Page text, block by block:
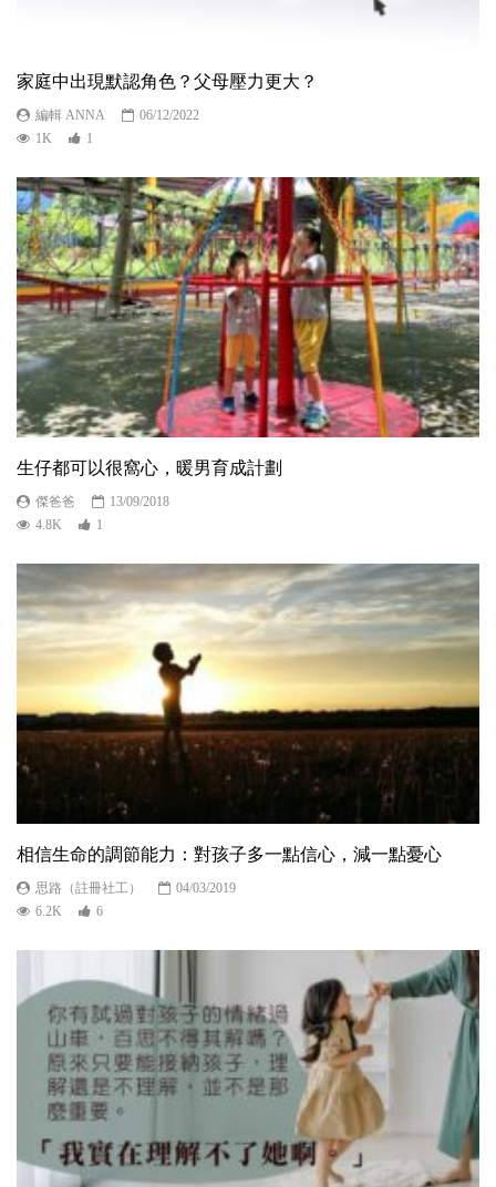
家庭中出現默認角色？父母壓力更大？
編輯 ANNA
06/12/2022
1K
1
生仔都可以很窩心，暖男育成計劃
傑爸爸
13/09/2018
4.8K
1
相信生命的調節能力：對孩子多一點信心，減一點憂心
思路（註冊社工）
04/03/2019
6.2K
6